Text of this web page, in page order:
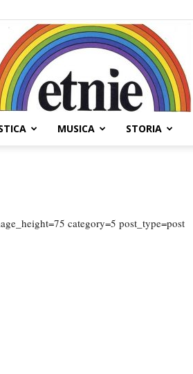
MUSICA STORIA
category=5 post_type=post